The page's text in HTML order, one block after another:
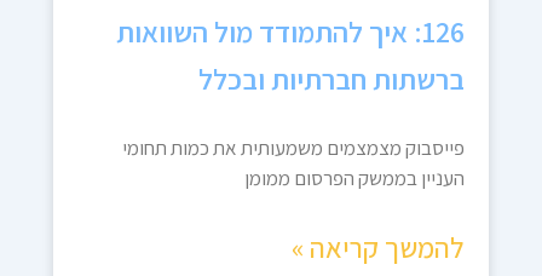
126: איך להתמודד מול השוואות
ברשתות חברתיות ובכלל
פייסבוק מצמצמים משמעותית את כמות תחומי
העניין בממשק הפרסום ממומן
להמשך קריאה »